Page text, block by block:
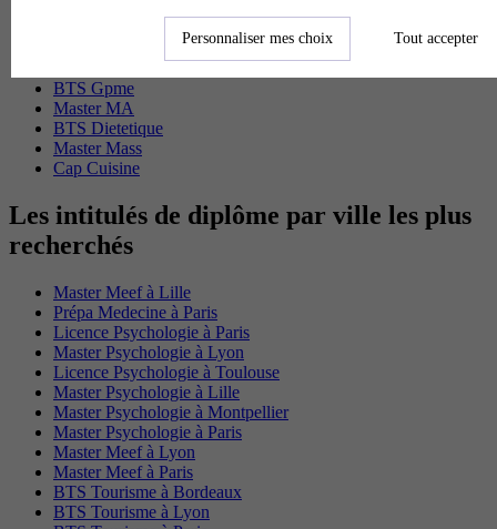
Master International Business
BTS Gpme
Master MA
BTS Dietetique
Master Mass
Cap Cuisine
Les intitulés de diplôme par ville les plus
recherchés
Master Meef à Lille
Prépa Medecine à Paris
Licence Psychologie à Paris
Master Psychologie à Lyon
Licence Psychologie à Toulouse
Master Psychologie à Lille
Master Psychologie à Montpellier
Master Psychologie à Paris
Master Meef à Lyon
Master Meef à Paris
BTS Tourisme à Bordeaux
BTS Tourisme à Lyon
Personnaliser mes choix Tout accepter